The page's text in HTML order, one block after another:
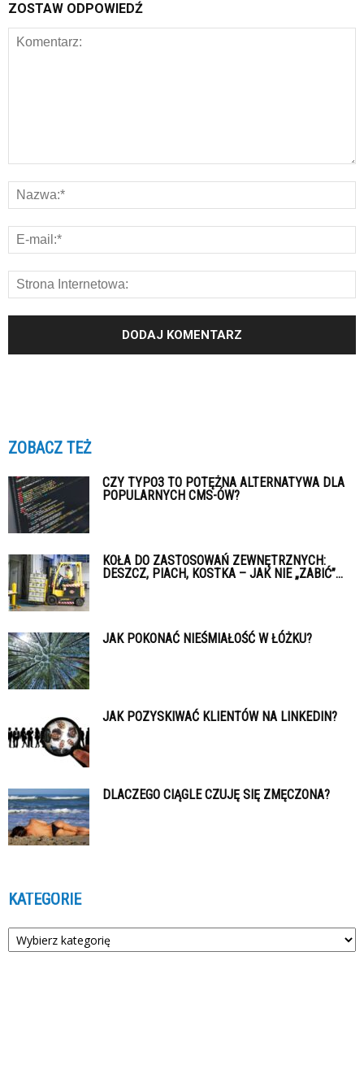
ZOSTAW ODPOWIEDŹ
ZOBACZ TEŻ
CZY TYPO3 TO POTĘŻNA ALTERNATYWA DLA
POPULARNYCH CMS-ÓW?
KOŁA DO ZASTOSOWAŃ ZEWNĘTRZNYCH:
DESZCZ, PIACH, KOSTKA – JAK NIE „ZABIĆ”...
JAK POKONAĆ NIEŚMIAŁOŚĆ W ŁÓŻKU?
JAK POZYSKIWAĆ KLIENTÓW NA LINKEDIN?
DLACZEGO CIĄGLE CZUJĘ SIĘ ZMĘCZONA?
KATEGORIE
Kategorie